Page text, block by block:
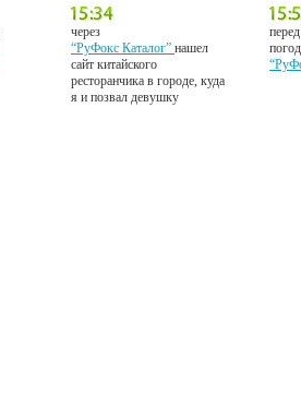
через
“РуФокс Каталог”нашел
сайт китайского
ресторанчика в городе, куда
я и позвал девушку